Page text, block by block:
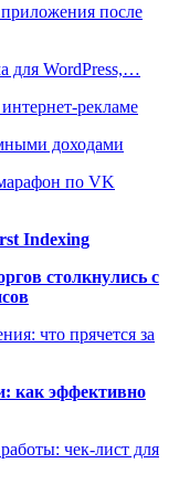
после
для WordPress,…
рекламе
доходами
по VK
Indexing
столкнулись с
что прячется за
как эффективно
чек-лист для